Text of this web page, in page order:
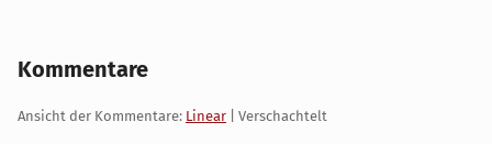
Kommentare
Ansicht der Kommentare: Linear | Verschachtelt